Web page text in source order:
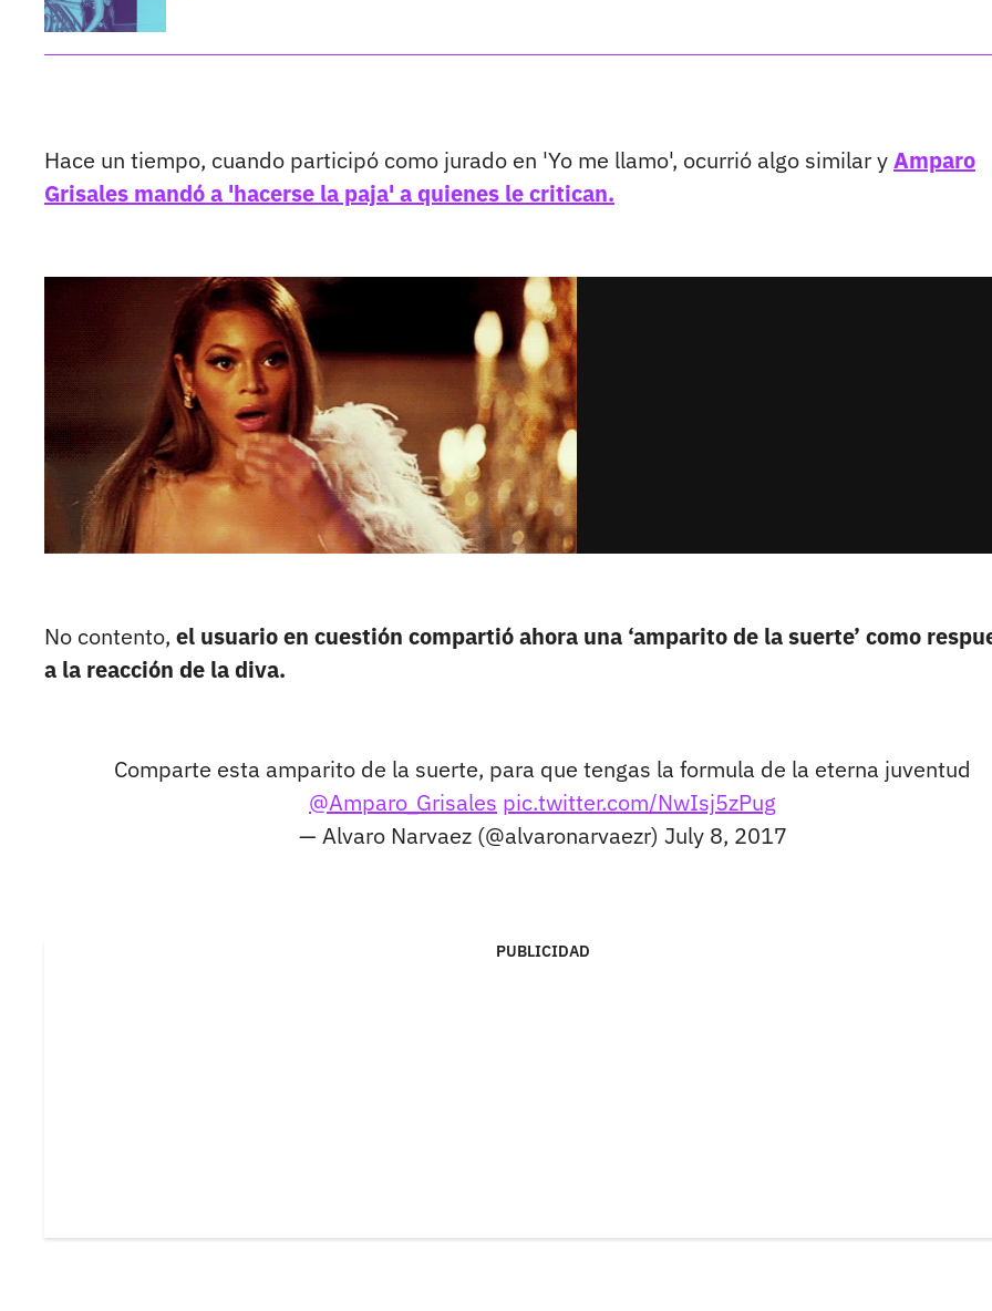
Hace un tiempo, cuando participó como jurado en 'Yo me llamo', ocurrió algo similar yAmparo
Grisales mandó a 'hacerse la paja' a quienes le critican.
No contento, el usuario en cuestión compartió ahora una ‘amparito de la suerte’ como
a la reacción de la diva.
Comparte esta amparito de la suerte, para que tengas la formula de la eterna juventud
@Amparo_Grisales pic.twitter.com/NwIsj5zPug
— Alvaro Narvaez (@alvaronarvaezr) July 8, 2017
PUBLICIDAD